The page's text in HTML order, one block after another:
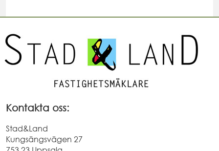
Kontakta oss:
Stad&Land
Kungsängsvägen 27